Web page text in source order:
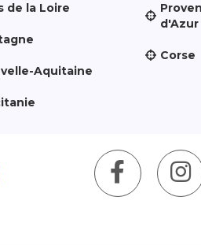
de la Loire
Aquitaine
d'Azur
Corse